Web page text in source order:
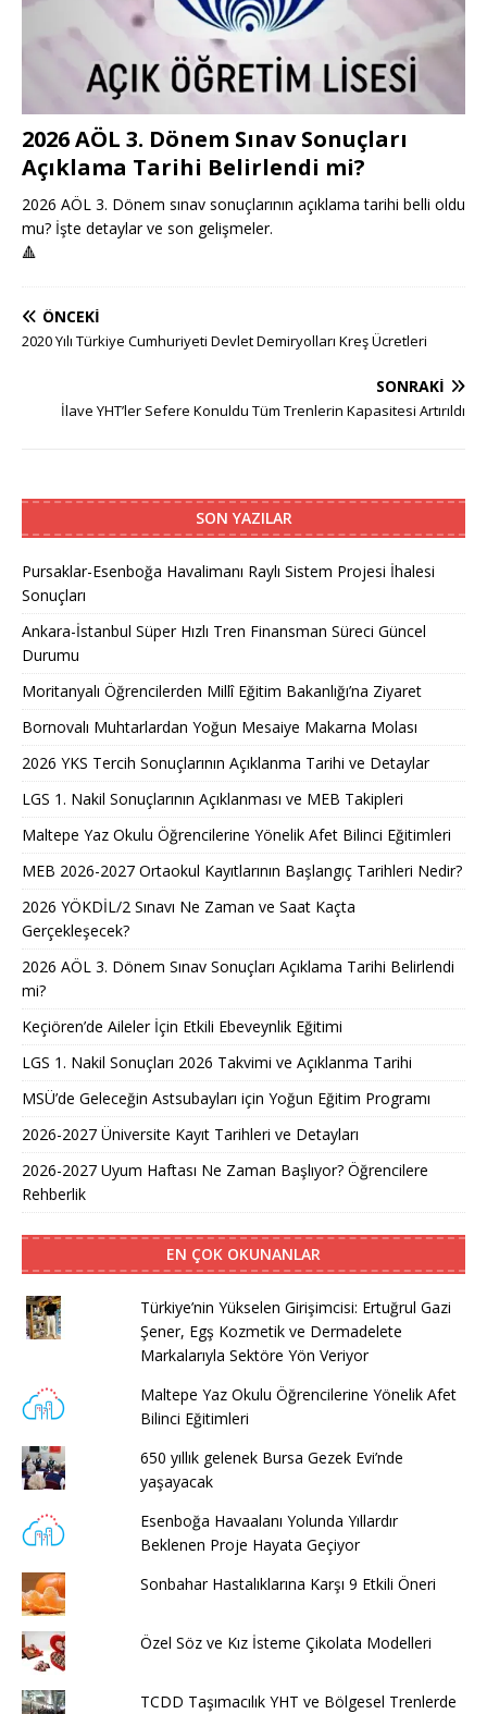
2026 AÖL 3. Dönem Sınav Sonuçları
Açıklama Tarihi Belirlendi mi?
2026 AÖL 3. Dönem sınav sonuçlarının açıklama tarihi belli oldu
mu? İşte detaylar ve son gelişmeler.
🔺
ÖNCEKI
2020 Yılı Türkiye Cumhuriyeti Devlet Demiryolları Kreş Ücretleri
SONRAKI
İlave YHT’ler Sefere Konuldu Tüm Trenlerin Kapasitesi Artırıldı
SON YAZILAR
Pursaklar-Esenboğa Havalimanı Raylı Sistem Projesi İhalesi
Sonuçları
Ankara-İstanbul Süper Hızlı Tren Finansman Süreci Güncel
Durumu
Moritanyalı Öğrencilerden Millî Eğitim Bakanlığı’na Ziyaret
Bornovalı Muhtarlardan Yoğun Mesaiye Makarna Molası
2026 YKS Tercih Sonuçlarının Açıklanma Tarihi ve Detaylar
LGS 1. Nakil Sonuçlarının Açıklanması ve MEB Takipleri
Maltepe Yaz Okulu Öğrencilerine Yönelik Afet Bilinci Eğitimleri
MEB 2026-2027 Ortaokul Kayıtlarının Başlangıç Tarihleri Nedir?
2026 YÖKDİL/2 Sınavı Ne Zaman ve Saat Kaçta
Gerçekleşecek?
2026 AÖL 3. Dönem Sınav Sonuçları Açıklama Tarihi Belirlendi
mi?
Keçiören’de Aileler İçin Etkili Ebeveynlik Eğitimi
LGS 1. Nakil Sonuçları 2026 Takvimi ve Açıklanma Tarihi
MSÜ’de Geleceğin Astsubayları için Yoğun Eğitim Programı
2026-2027 Üniversite Kayıt Tarihleri ve Detayları
2026-2027 Uyum Haftası Ne Zaman Başlıyor? Öğrencilere
Rehberlik
EN ÇOK OKUNANLAR
Türkiye’nin Yükselen Girişimcisi: Ertuğrul Gazi
Şener, Egş Kozmetik ve Dermadelete
Markalarıyla Sektöre Yön Veriyor
Maltepe Yaz Okulu Öğrencilerine Yönelik Afet
Bilinci Eğitimleri
650 yıllık gelenek Bursa Gezek Evi’nde
yaşayacak
Esenboğa Havaalanı Yolunda Yıllardır
Beklenen Proje Hayata Geçiyor
Sonbahar Hastalıklarına Karşı 9 Etkili Öneri
Özel Söz ve Kız İsteme Çikolata Modelleri
TCDD Taşımacılık YHT ve Bölgesel Trenlerde